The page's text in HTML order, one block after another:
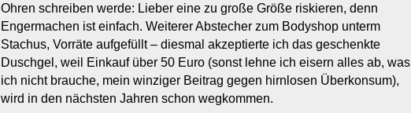
Ohren schreiben werde: Lieber eine zu große Größe riskieren, denn
Engermachen ist einfach. Weiterer Abstecher zum Bodyshop unterm
Stachus, Vorräte aufgefüllt – diesmal akzeptierte ich das geschenkte
Duschgel, weil Einkauf über 50 Euro (sonst lehne ich eisern alles ab, was
ich nicht brauche, mein winziger Beitrag gegen hirnlosen Überkonsum),
wird in den nächsten Jahren schon wegkommen.